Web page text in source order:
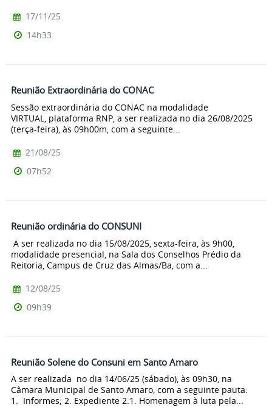
17/11/25
14h33
Reunião Extraordinária do CONAC
Sessão extraordinária do CONAC na modalidade
VIRTUAL, plataforma RNP, a ser realizada no dia 26/08/2025
(terça-feira), às 09h00m, com a seguinte...
21/08/25
07h52
Reunião ordinária do CONSUNI
A ser realizada no dia 15/08/2025, sexta-feira, às 9h00,
modalidade presencial, na Sala dos Conselhos Prédio da
Reitoria, Campus de Cruz das Almas/Ba, com a...
12/08/25
09h39
Reunião Solene do Consuni em Santo Amaro
A ser realizada no dia 14/06/25 (sábado), às 09h30, na
Câmara Municipal de Santo Amaro, com a seguinte pauta:
1. Informes; 2. Expediente 2.1. Homenagem à luta pela...